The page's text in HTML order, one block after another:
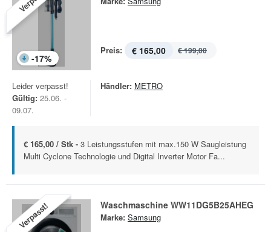
-17%
Preis: € 165,00 € 199,00
Leider verpasst!
Gültig: 25.06. -
09.07.
Händler: METRO
€ 165,00 / Stk - 3 Leistungsstufen mit max.150 W Saugleistung
Multi Cyclone Technologie und Digital Inverter Motor Fa...
Verpasst! Waschmaschine WW11DG5B25AHEG
Marke: Samsung